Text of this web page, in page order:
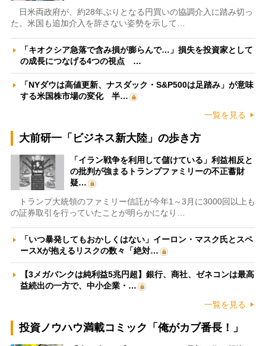
日米両政府が、約28年ぶりとなる円買いの協調介入に踏み切っ
た。米国も追加介入を辞さない姿勢を示して…
「キオクシア急落で含み損が膨らんで…」損失を投資家として
の成長につなげる4つの視点 …
「NYダウは高値更新、ナスダック・S&P500は足踏み」が意味
する米国株市場の変化 半…
一覧を見る
大前研一「ビジネス新大陸」の歩き方
「イラン戦争を利用して儲けている」利益相反と
の批判が強まるトランプファミリーの不正蓄財
疑…
トランプ大統領のファミリー信託が今年1～3月に3000回以上も
の証券取引を行っていたことが明らかになり…
「いつ暴発してもおかしくはない」イーロン・マスク氏とスペ
ースXが抱えるリスクの数々「絶対…
【3メガバンクは純利益5兆円超】銀行、商社、ゼネコンは最高
益続出の一方で、中小企業・…
一覧を見る
投資ノウハウ満載コミック「俺がカブ番長！」